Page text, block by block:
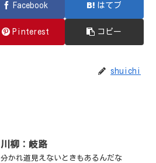
Facebook はてブ
Pinterest コピー
shuichi
川柳：岐路
分かれ道見えないときもあるんだな